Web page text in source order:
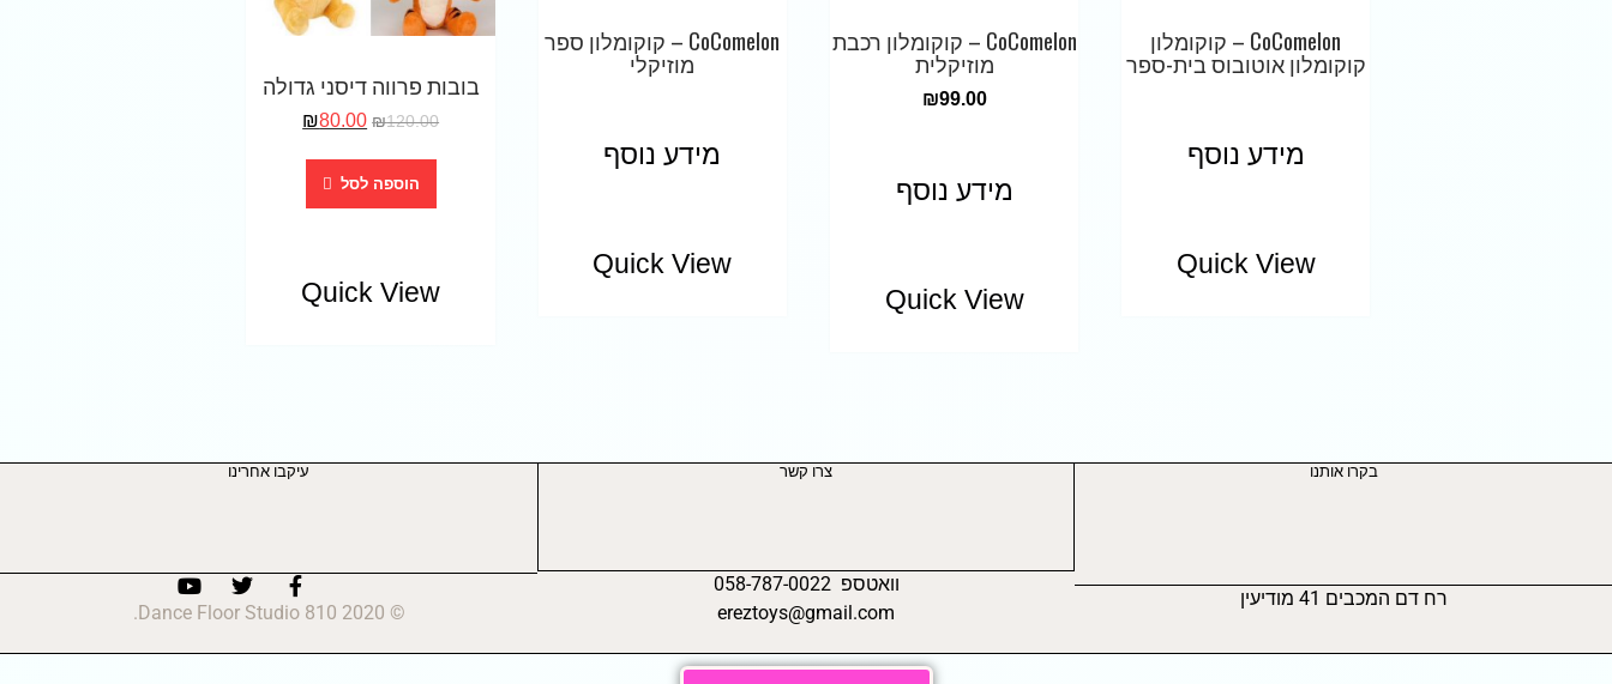
CoComelon – קוקומלון
קוקומלון אוטובוס בית-ספר
מידע נוסף
Quick View
CoComelon – קוקומלון רכבת
מוזיקלית
₪99.00
מידע נוסף
Quick View
CoComelon – קוקומלון ספר
מוזיקלי
מידע נוסף
Quick View
בובות פרווה דיסני גדולה
₪120.00
₪80.00
הוספה לסל
Quick View
בקרו אותנו
רח דם המכבים 41 מודיעין
צרו קשר
וואטספ 058-787-0022
ereztoys@gmail.com
עיקבו אחרינו
© 2020 810 Dance Floor Studio.